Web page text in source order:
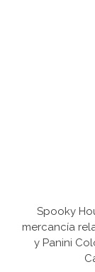
Spooky
mercancía
y Panini